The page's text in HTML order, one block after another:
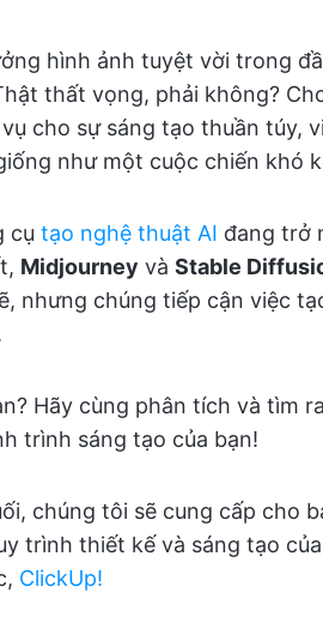
hình ảnh tuyệt vời trong
thất vọng, phải không?
cho sự sáng tạo thuần túy,
như một cuộc chiến khó
cụ tạo nghệ thuật AI đang trở
Midjourney và Stable
nhưng chúng tiếp cận việc
Hãy cùng phân tích và tìm
trình sáng tạo của bạn!
chúng tôi sẽ cung cấp cho
trình thiết kế và sáng tạo
ClickUp!